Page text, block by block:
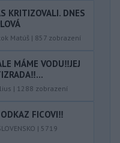
KRITIZOVALI. DNES
Matúš | 857 zobrazení
MÁME VODU‼️JEJ
| 1288 zobrazení
FICOVI‼️
| 5719